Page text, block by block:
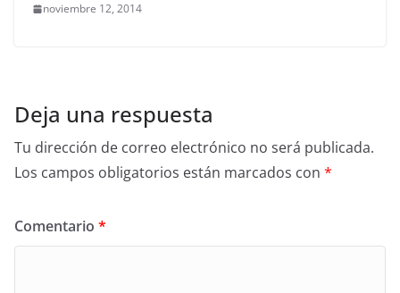
noviembre 12, 2014
Deja una respuesta
Tu dirección de correo electrónico no será publicada.
Los campos obligatorios están marcados con *
Comentario *